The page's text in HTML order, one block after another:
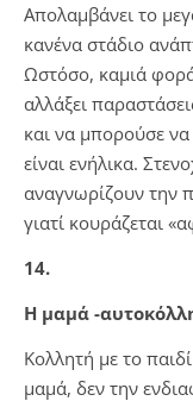
Απολαμβάνει το
κανένα στάδιο
Ωστόσο, καμιά
αλλάξει
και να μπορούσε
είναι ενήλικα.
αναγνωρίζουν την
γιατί κουράζεται
14.
Η μαμά -
Κολλητή με το
μαμά, δεν την